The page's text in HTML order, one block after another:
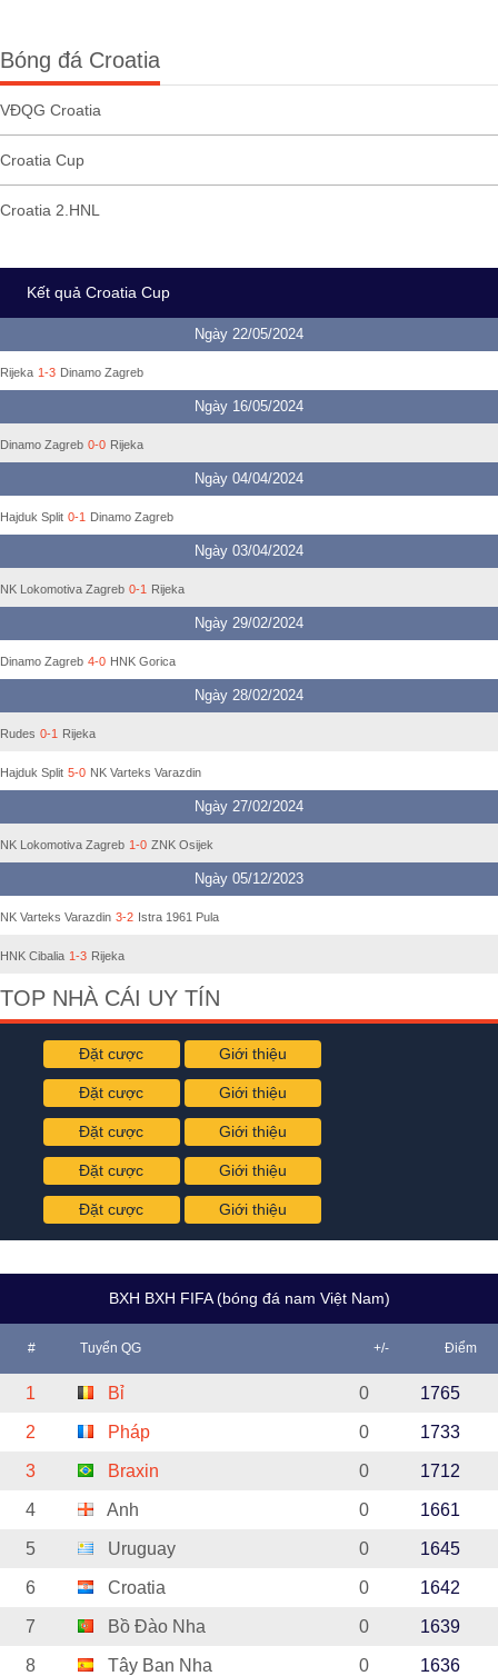
Bóng đá Croatia
VĐQG Croatia
Croatia Cup
Croatia 2.HNL
Kết quả Croatia Cup
Ngày 22/05/2024
Rijeka 1-3 Dinamo Zagreb
Ngày 16/05/2024
Dinamo Zagreb 0-0 Rijeka
Ngày 04/04/2024
Hajduk Split 0-1 Dinamo Zagreb
Ngày 03/04/2024
NK Lokomotiva Zagreb 0-1 Rijeka
Ngày 29/02/2024
Dinamo Zagreb 4-0 HNK Gorica
Ngày 28/02/2024
Rudes 0-1 Rijeka
Hajduk Split 5-0 NK Varteks Varazdin
Ngày 27/02/2024
NK Lokomotiva Zagreb 1-0 ZNK Osijek
Ngày 05/12/2023
NK Varteks Varazdin 3-2 Istra 1961 Pula
HNK Cibalia 1-3 Rijeka
TOP NHÀ CÁI UY TÍN
Đặt cược Giới thiệu
Đặt cược Giới thiệu
Đặt cược Giới thiệu
Đặt cược Giới thiệu
Đặt cược Giới thiệu
BXH BXH FIFA (bóng đá nam Việt Nam)
# Tuyển QG +/- Điểm
1 Bỉ 0 1765
2 Pháp 0 1733
3 Braxin 0 1712
4 Anh 0 1661
5 Uruguay 0 1645
6 Croatia 0 1642
7 Bồ Đào Nha 0 1639
8 Tây Ban Nha 0 1636